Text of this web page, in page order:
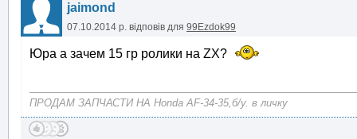
jaimond
07.10.2014 р. відповів для 99Ezdok99
Юра а зачем 15 гр ролики на ZX?
ПРОДАМ ЗАПЧАСТИ НА Honda AF-34-35,б/у. в личку